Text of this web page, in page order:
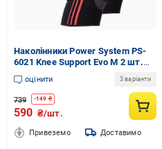
Наколінники Power System PS-
6021 Knee Support Evo M 2 шт.
Black/Orange
оцінити 3 варіанти
739 -149 ₴
590 ₴/шт.
Привеземо Доставимо